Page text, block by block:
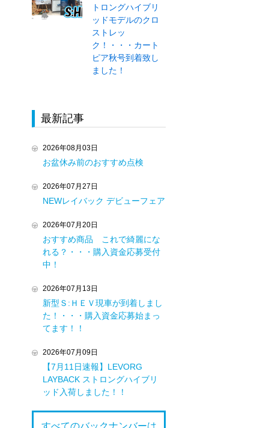
トロングハイブリ
ッドモデルのクロ
ストレッ
ク！・・・カート
ピア秋号到着致し
ました！
最新記事
2026年08月03日
お盆休み前のおすすめ点検
2026年07月27日
NEWレイバック デビューフェア
2026年07月20日
おすすめ商品 これで綺麗にな
れる？・・・購入資金応募受付
中！
2026年07月13日
新型Ｓ:ＨＥＶ現車が到着しまし
た！・・・購入資金応募始まっ
てます！！
2026年07月09日
【7月11日速報】LEVORG
LAYBACK ストロングハイブリ
ッド入荷しました！！
すべてのバックナンバーは